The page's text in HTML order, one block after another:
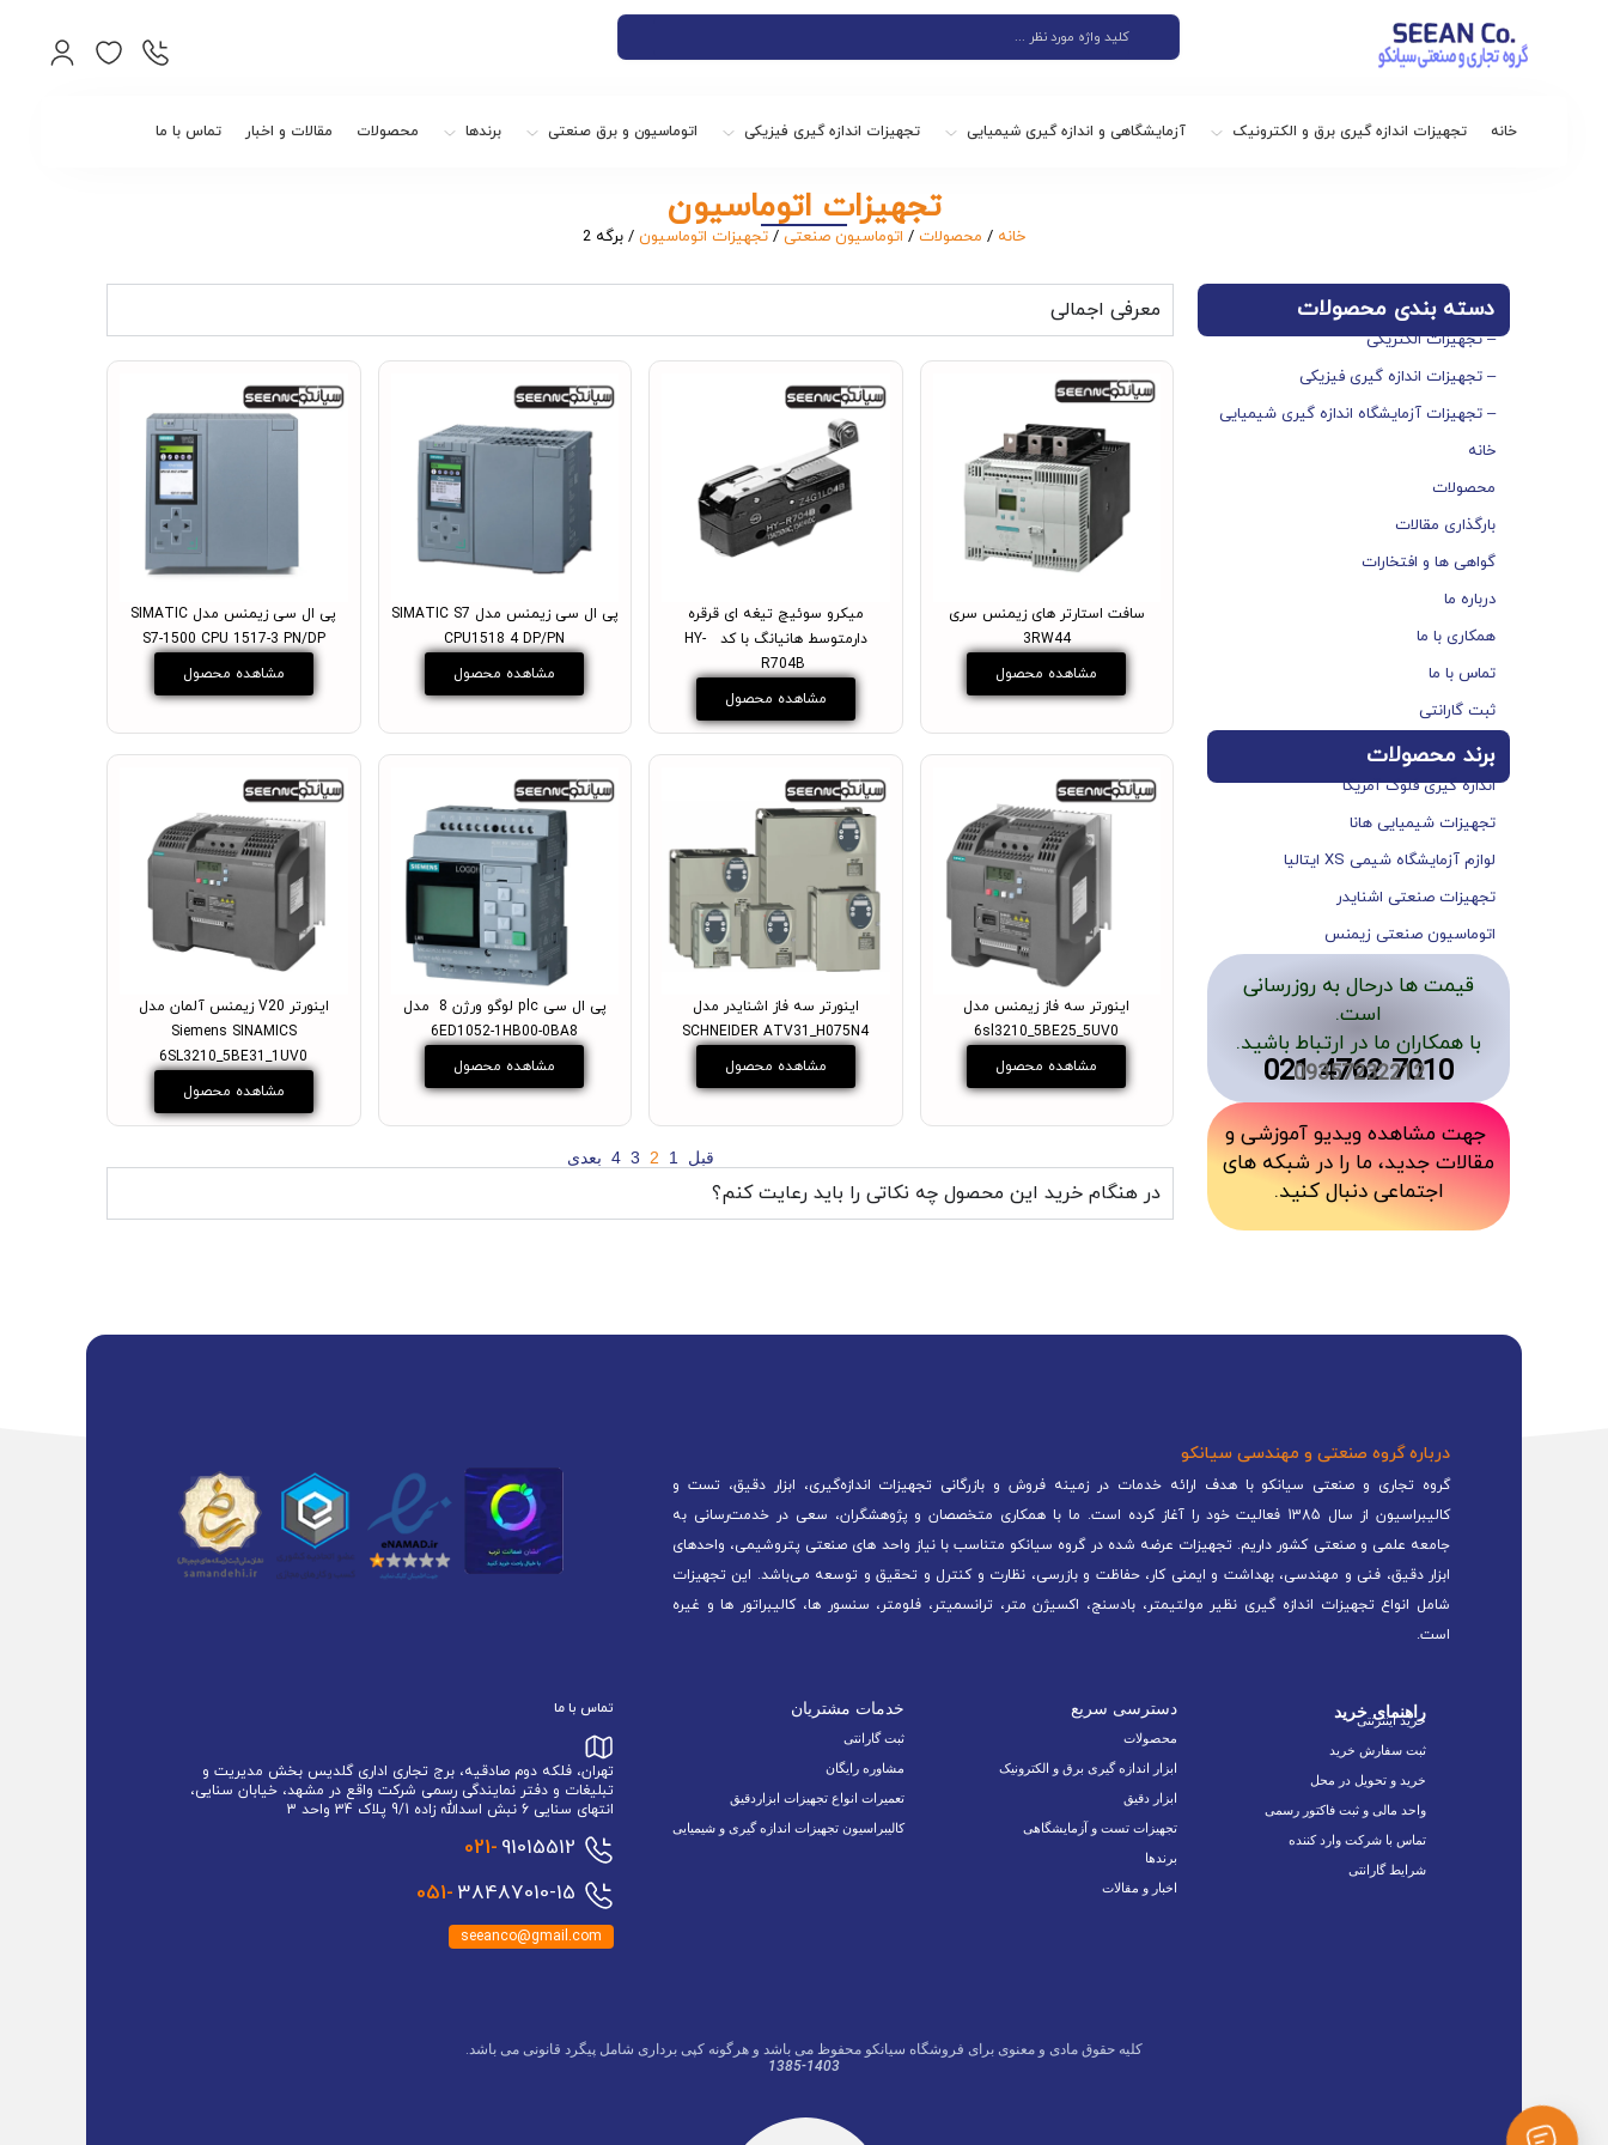
خانه تجهیزات اندازه گیری برق و الکترونیک آزمایشگاهی و اندازه گیری شیمیایی تجهیزات اندازه گیری فیزیکی اتوماسیون و برق صنعتی برندها محصولات مقالات و اخبار تماس با ما
تجهیزات اتوماسیون
خانه / محصولات / اتوماسیون صنعتی / تجهیزات اتوماسیون / برگه 2
دسته بندی محصولات
– تجهیزات الکتریکی
– تجهیزات اندازه گیری فیزیکی
– تجهیزات آزمایشگاه اندازه گیری شیمیایی
خانه
محصولات
بارگذاری مقالات
گواهی ها و افتخارات
درباره ما
همکاری با ما
تماس با ما
ثبت گارانتی
برند محصولات
اندازه گیری فلوک آمریکا
تجهیزات شیمیایی هانا
لوازم آزمایشگاه شیمی XS ایتالیا
تجهیزات صنعتی اشنایدر
اتوماسیون صنعتی زیمنس
قیمت ها درحال به روزرسانی
است.
با همکاران ما در ارتباط باشید.
7010 4762 021
09357232212
جهت مشاهده ویدیو آموزشی و
مقالات جدید، ما را در شبکه های
اجتماعی دنبال کنید.
معرفی اجمالی
سافت استارتر های زیمنس سری
3RW44
مشاهده محصول
میکرو سوئیچ تیغه ای قرقره
دارمتوسط هانیانگ با کد HY-
R704B
مشاهده محصول
پی ال سی زیمنس مدل SIMATIC S7
CPU1518 4 DP/PN
مشاهده محصول
پی ال سی زیمنس مدل SIMATIC
S7-1500 CPU 1517-3 PN/DP
مشاهده محصول
اینورتر سه فاز زیمنس مدل
6sl3210_5BE25_5UV0
مشاهده محصول
اینورتر سه فاز اشنایدر مدل
SCHNEIDER ATV31_H075N4
مشاهده محصول
پی ال سی plc لوگو ورژن 8 مدل
6ED1052-1HB00-0BA8
مشاهده محصول
اینورتر V20 زیمنس آلمان مدل
Siemens SINAMICS
6SL3210_5BE31_1UV0
مشاهده محصول
قبل 1
2
3
4 بعدی
در هنگام خرید این محصول چه نکاتی را باید رعایت کنم؟
درباره گروه صنعتی و مهندسی سیانکو
گروه تجاری و صنعتی سیانکو با هدف ارائه خدمات در زمینه فروش و بازرگانی تجهیزات اندازه‌گیری، ابزار دقیق، تست و
کالیبراسیون از سال 1385 فعالیت خود را آغاز کرده است. ما با همکاری متخصصان و پژوهشگران، سعی در خدمت‌رسانی به
جامعه علمی و صنعتی کشور داریم. تجهیزات عرضه شده در گروه سیانکو متناسب با نیاز واحد های صنعتی پتروشیمی، واحدهای
ابزار دقیق، فنی و مهندسی، بهداشت و ایمنی کار، حفاظت و بازرسی، نظارت و کنترل و تحقیق و توسعه می‌باشد. این تجهیزات
شامل انواع تجهیزات اندازه گیری نظیر مولتیمتر، بادسنج، اکسیژن متر، ترانسمیتر، فلومتر، سنسور ها، کالیبراتور ها و غیره
است.
راهنمای خرید
خرید اینترنتی
ثبت سفارش خرید
خرید و تحویل در محل
واحد مالی و ثبت فاکتور رسمی
تماس با شرکت وارد کننده
شرایط گارانتی
دسترسی سریع
محصولات
ابزار اندازه گیری برق و الکترونیک
ابزار دقیق
تجهیزات تست و آزمایشگاهی
برندها
اخبار و مقالات
خدمات مشتریان
ثبت گارانتی
مشاوره رایگان
تعمیرات انواع تجهیزات ابزاردقیق
کالیبراسیون تجهیزات اندازه گیری و شیمیایی
تماس با ما
تهران، فلکه دوم صادقیه، برج تجاری اداری گلدیس بخش مدیریت و
تبلیغات و دفتر نمایندگی رسمی شرکت واقع در مشهد، خیابان سنایی،
انتهای سنایی 6 نبش اسدالله زاده 9/1 پلاک 34 واحد 3
021- 91015512
051- 38487010-15
seeanco@gmail.com
کلیه حقوق مادی و معنوی برای فروشگاه سیانکو محفوظ می باشد و هرگونه کپی برداری شامل پیگرد قانونی می باشد.
1385-1403